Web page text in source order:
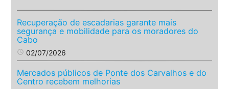
Recuperação de escadarias garante mais
segurança e mobilidade para os moradores do
Cabo
access_time 02/07/2026
Mercados públicos de Ponte dos Carvalhos e do
Centro recebem melhorias